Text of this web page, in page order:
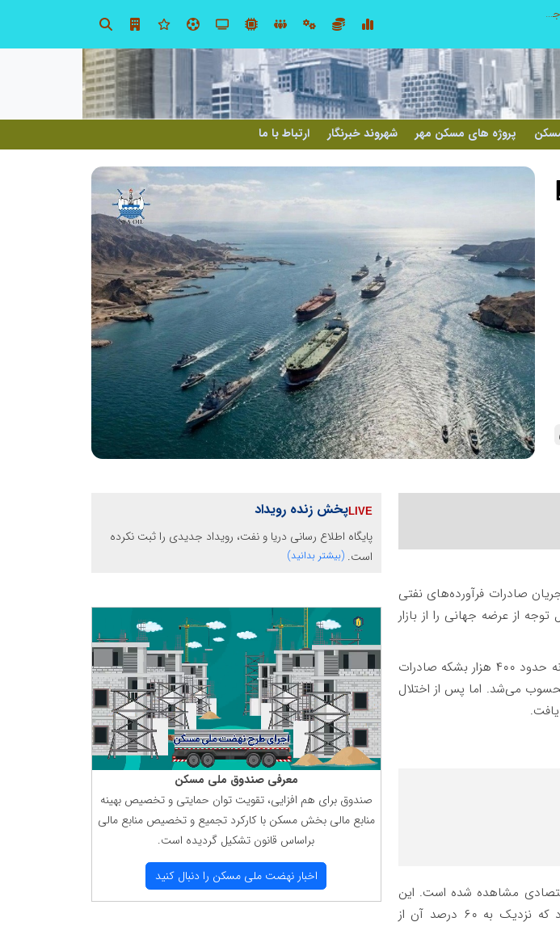
الگوپذیری خلاق، بهره‌گیری از هوش مصنوعی و کشف استعدادها، سه ضلع موفقیت جوانان کارآفرین
پروژه های مسکن مهر شهروند خبرنگار ارتباط با ما
تنگه هرمز در ماه‌های ابتدایی سال ۲۰۲۶، جریان صادرات فرآورده‌های نفتی
از عرضه جهانی را از بازار
بر اساس داده‌های آژانس بین‌المللی انرژی، خاورمیانه در سال ۲۰۲۵ به طور میانگین روزانه حدود ۴۰۰ هزار بشکه صادرات
می‌شد. اما پس از اختلال
مشاهده شده است. این
منطقه در سال ۲۰۲۵ به طور متوسط روزانه ۵۵۰ هزار بشکه سوخت جت وارد می‌کرد که نزدیک به ۶۰ درصد آن از
پخش زنده رویداد
پایگاه اطلاع رسانی دریا و نفت، رویداد جدیدی را ثبت نکرده
است. (بیشتر بدانید)
معرفی صندوق ملی مسكن
صندوق برای هم افزایی، تقویت توان حمایتی و تخصیص بهینه
منابع مالی بخش مسكن با كاركرد تجمیع و تخصیص منابع مالی
براساس قانون تشكیل گردیده است.
اخبار نهضت ملی مسكن را دنبال كنید